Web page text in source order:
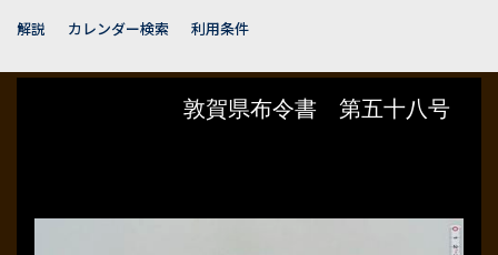
解説
カレンダー検索 利用条件